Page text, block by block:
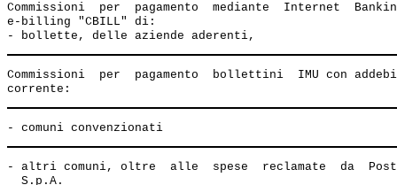
Commissioni  per  pagamento  mediante  Internet
e-billing "CBILL" di:
Commissioni  per  pagamento  bollettini  IMU con
- altri comuni, oltre  alle  spese  reclamate  da